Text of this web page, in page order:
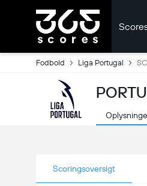
Fodbold Liga Portugal
Scoringsoversigt